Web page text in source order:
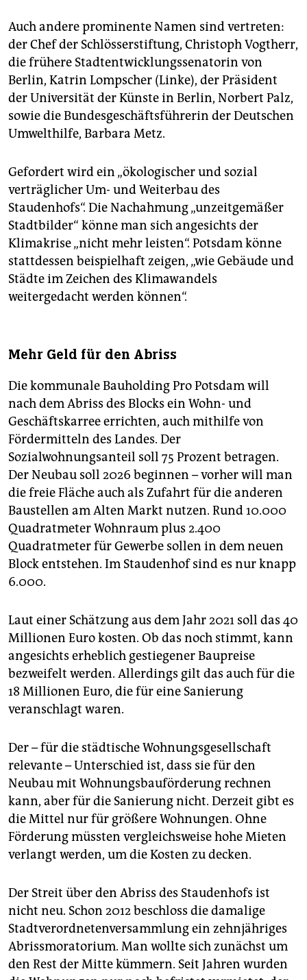
Auch andere prominente Namen sind vertreten:
der Chef der Schlösserstiftung, Christoph Vogtherr,
die frühere Stadtentwicklungssenatorin von
Berlin, Katrin Lompscher (Linke), der Präsident
der Universität der Künste in Berlin, Norbert Palz,
sowie die Bundesgeschäftsführerin der Deutschen
Umwelthilfe, Barbara Metz.
Gefordert wird ein „ökologischer und sozial
verträglicher Um- und Weiterbau des
Staudenhofs“. Die Nachahmung „unzeitgemäßer
Stadtbilder“ könne man sich angesichts der
Klimakrise „nicht mehr leisten“. Potsdam könne
stattdessen beispielhaft zeigen, „wie Gebäude und
Städte im Zeichen des Klimawandels
weitergedacht werden können“.
Mehr Geld für den Abriss
Die kommunale Bauholding Pro Potsdam will
nach dem Abriss des Blocks ein Wohn- und
Geschäftskarree errichten, auch mithilfe von
Fördermitteln des Landes. Der
Sozialwohnungsanteil soll 75 Prozent betragen.
Der Neubau soll 2026 beginnen – vorher will man
die freie Fläche auch als Zufahrt für die anderen
Baustellen am Alten Markt nutzen. Rund 10.000
Quadratmeter Wohnraum plus 2.400
Quadratmeter für Gewerbe sollen in dem neuen
Block entstehen. Im Staudenhof sind es nur knapp
6.000.
Laut einer Schätzung aus dem Jahr 2021 soll das 40
Millionen Euro kosten. Ob das noch stimmt, kann
angesichts erheblich gestiegener Baupreise
bezweifelt werden. Allerdings gilt das auch für die
18 Millionen Euro, die für eine Sanierung
veranschlagt waren.
Der – für die städtische Wohnungsgesellschaft
relevante – Unterschied ist, dass sie für den
Neubau mit Wohnungsbauförderung rechnen
kann, aber für die Sanierung nicht. Derzeit gibt es
die Mittel nur für größere Wohnungen. Ohne
Förderung müssten vergleichsweise hohe Mieten
verlangt werden, um die Kosten zu decken.
Der Streit über den Abriss des Staudenhofs ist
nicht neu. Schon 2012 beschloss die damalige
Stadtverordnetenversammlung ein zehnjähriges
Abrissmoratorium. Man wollte sich zunächst um
den Rest der Mitte kümmern. Seit Jahren wurden